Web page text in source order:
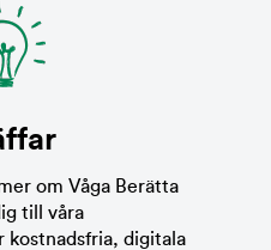
om Våga Berätta
till våra
kostnadsfria, digitala